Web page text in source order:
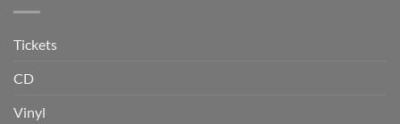
Tickets
CD
Vinyl